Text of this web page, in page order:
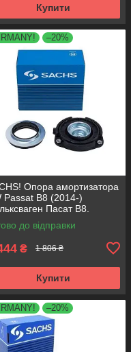
Купити
–20%
Опора амортизатора
Passat B8 (2014-)
Пасат B8.
803024 , KB657.27 ,
до відправки
₴ 1 806 ₴
Купити
–20%